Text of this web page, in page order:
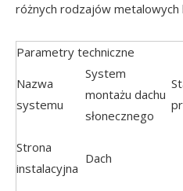
różnych rodzajów metalowych
Parametry techniczne
Nazwa
systemu
System
montażu dachu
słonecznego
Strona
instalacyjna
Dach